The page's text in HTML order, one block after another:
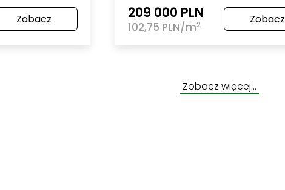
Zobacz 209 000 PLN
102,75 PLN/m2 Zobacz
Zobacz więcej…